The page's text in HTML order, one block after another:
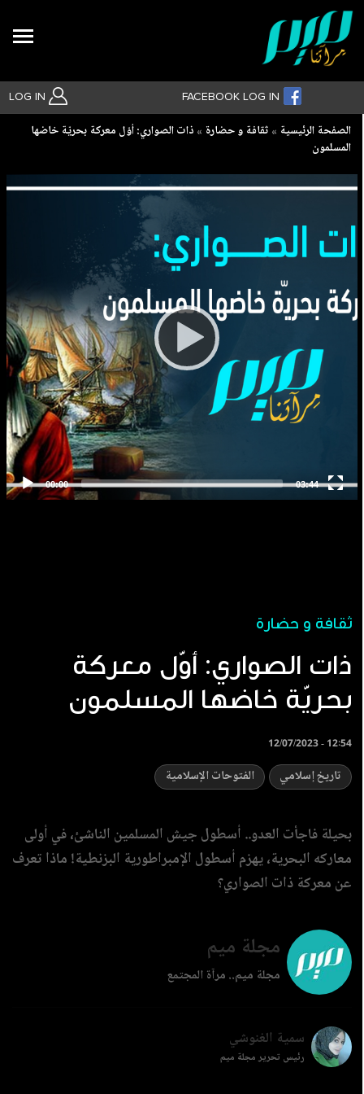
LOG IN FACEBOOK LOG IN
بحث متقدم
Breadcrumb
الصفحة الرئيسية ثقافة و حضارة
ذات الصواري: أوّل معركة بحريّة خاضها
المسلمون
ثقافة و حضارة
ذات الصواري: أوّل معركة
بحريّة خاضها المسلمون
12/07/2023 - 12:54
تاريخ إسلامي الفتوحات الإسلامية
بحيلة فاجأت العدو.. أسطول جيش المسلمين الناشئ، في أولى
معاركه البحرية، يهزم أسطول الإمبراطورية البزنطية! ماذا تعرف
عن معركة ذات الصواري؟
مجلة ميم
مجلة ميم.. مرآة المجتمع
سمية الغنوشي
رئيس تحرير مجلة ميم